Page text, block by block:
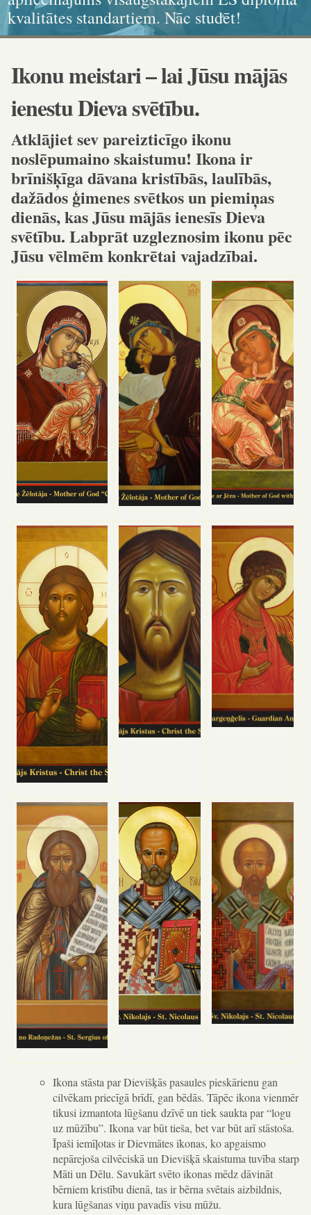
kvalitātes standartiem. Nāc studēt!
ikonogrāfija, grafika, kaligrāfija
dokumenta standartiem!
un karitatīvajā sociālajā darbā
Ikonu meistari – lai Jūsu mājās
ienestu Dieva svētību.
Atklājiet sev pareizticīgo ikonu
noslēpumaino skaistumu! Ikona ir
brīnišķīga dāvana kristībās, laulībās,
dažādos ģimenes svētkos un piemiņas
dienās, kas Jūsu mājās ienesīs Dieva
svētību. Labprāt uzgleznosim ikonu pēc
Jūsu vēlmēm konkrētai vajadzībai.
Ikona stāsta par Dievišķās pasaules pieskārienu gan
cilvēkam priecīgā brīdī, gan bēdās. Tāpēc ikona vienmēr
tikusi izmantota lūgšanu dzīvē un tiek saukta par “logu
uz mūžību”. Ikona var būt tieša, bet var būt arī stāstoša.
Īpaši iemīļotas ir Dievmātes ikonas, ko apgaismo
nepārejoša cilvēciskā un Dievišķā skaistuma tuvība starp
Māti un Dēlu. Savukārt svēto ikonas mēdz dāvināt
bērniem kristību dienā, tas ir bērna svētais aizbildnis,
kura lūgšanas viņu pavadīs visu mūžu.